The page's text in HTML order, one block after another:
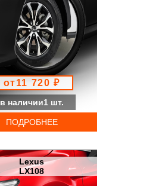
от11 720 ₽
в наличии1 шт.
ПОДРОБНЕЕ
Lexus
LX108